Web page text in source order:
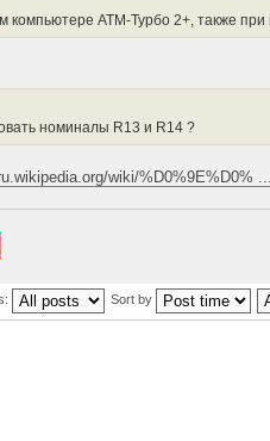
АТМ-Турбо 2+, также
номиналы R13 и R14 ?
wiki/%D0%9E%D0%
Sort by